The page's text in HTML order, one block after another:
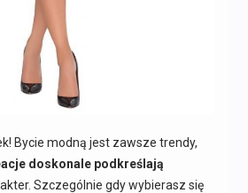
Bycie modną jest zawsze trendy,
doskonale podkreślają
Szczególnie gdy wybierasz się